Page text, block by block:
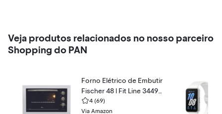
Veja produtos relacionados no nosso parceiro
Shopping do PAN
Forno Elétrico de Embutir
Fischer 48 l Fit Line 34493
-9548
4 (69)
Via Amazon